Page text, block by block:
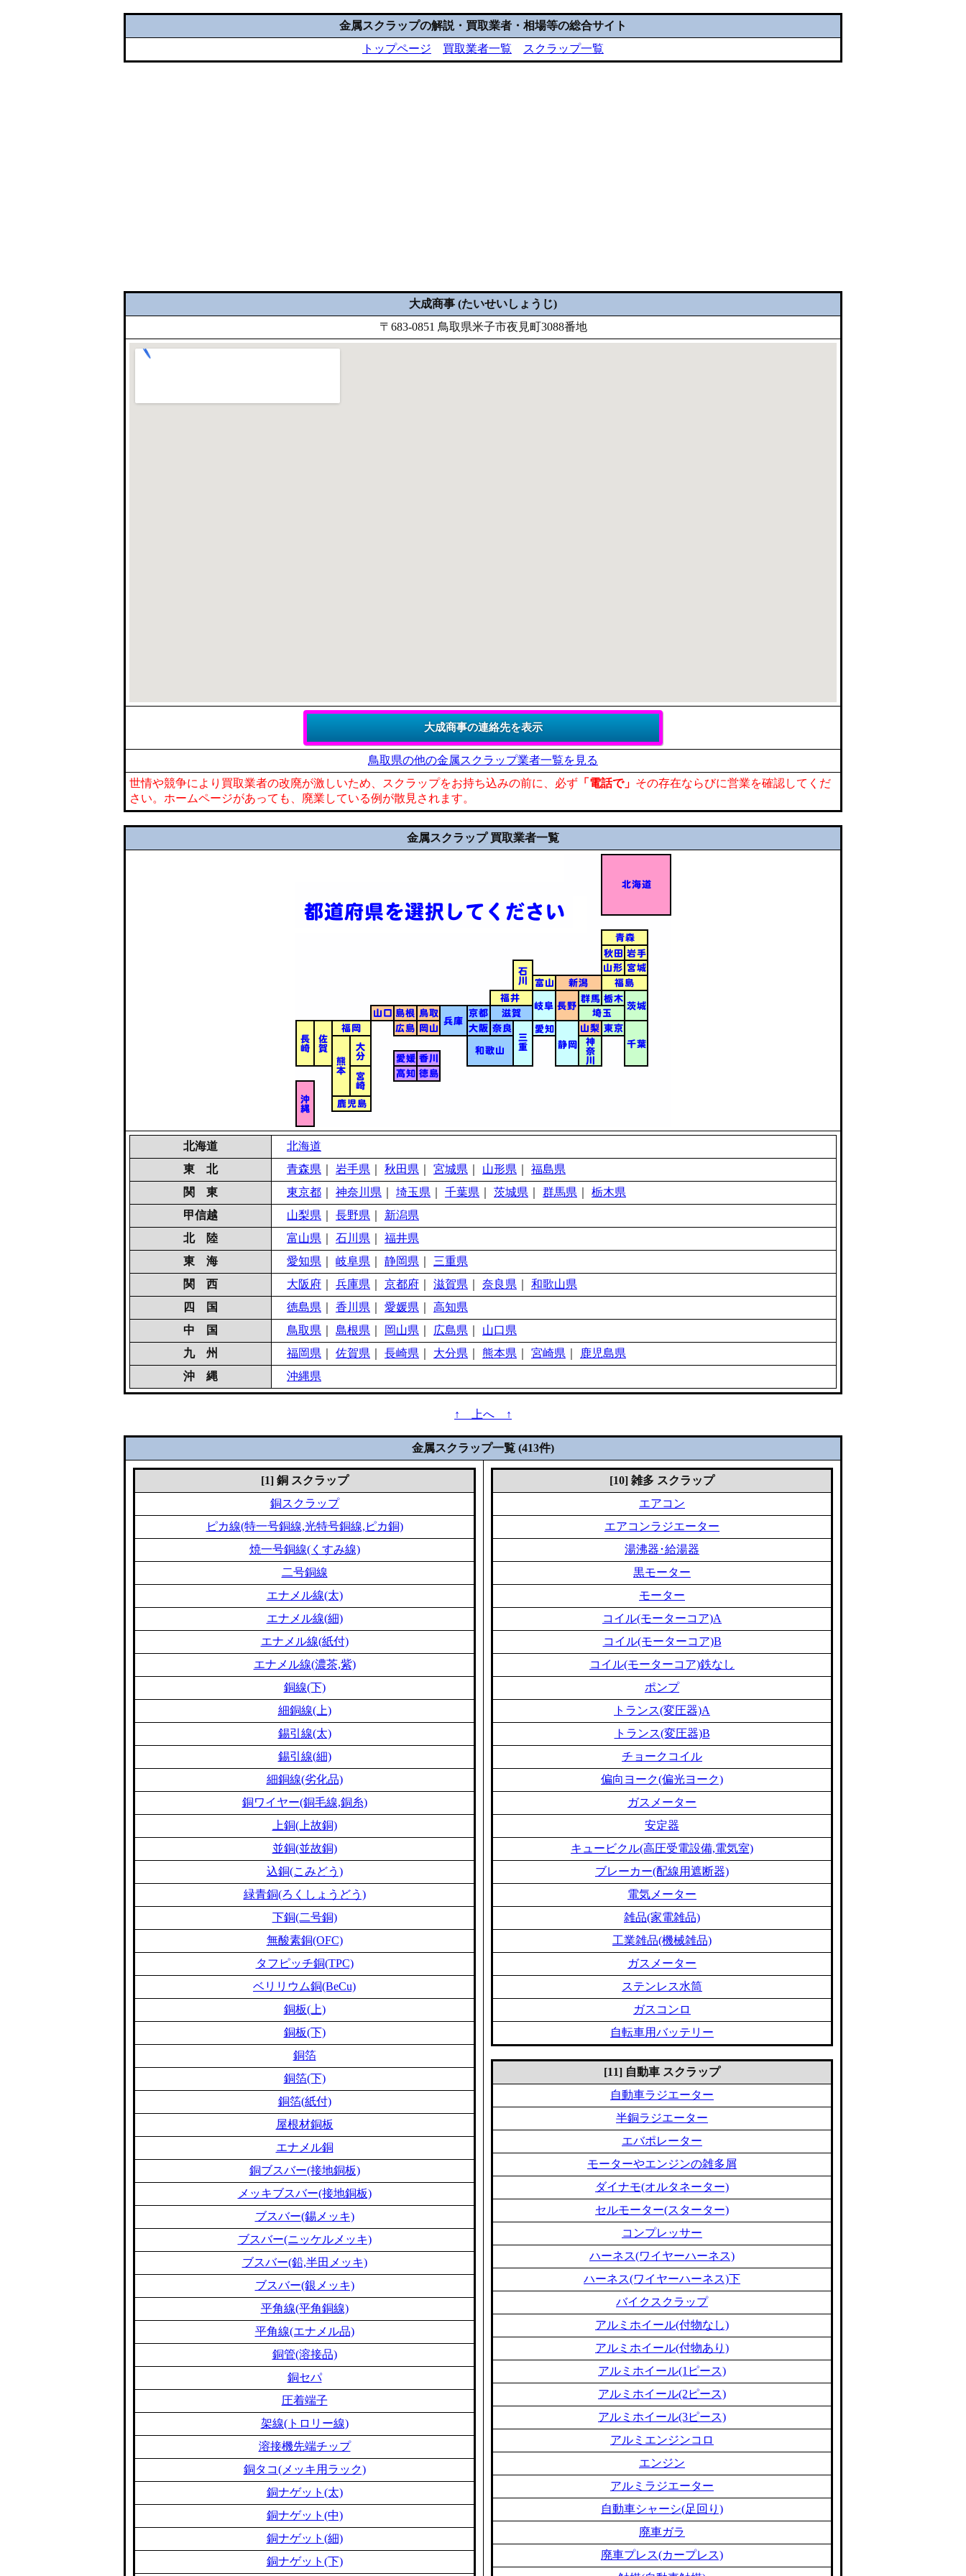
金属スクラップの解説・買取業者・相場等の総合サイト
トップページ
買取業者一覧 スクラップ一覧
大成商事 (たいせいしょうじ)
〒683-0851 鳥取県米子市夜見町3088番地
鳥取県の他の金属スクラップ業者一覧を見る
世情や競争により買取業者の改廃が激しいため、スクラップをお持ち込みの前に、必ず 「電話で」 その存在ならびに営業を確認してくだ
さい。ホームページがあっても、廃業している例が散見されます。
金属スクラップ 買取業者一覧
北海道
北海道
東 北
青森県 岩手県 秋田県 宮城県 山形県
福島県
関 東
東京都 神奈川県 埼玉県 千葉県 茨城県 群馬県
栃木県
甲信越
山梨県 長野県
新潟県
北 陸
富山県 石川県
福井県
東 海
愛知県 岐阜県 静岡県
三重県
関 西
大阪府 兵庫県 京都府 滋賀県 奈良県
和歌山県
四 国
徳島県 香川県 愛媛県
高知県
中 国
鳥取県 島根県 岡山県 広島県
山口県
九 州
福岡県 佐賀県 長崎県 大分県 熊本県 宮崎県
鹿児島県
沖 縄
沖縄県
↑ 上へ ↑
金属スクラップ一覧 (413件)
[1] 銅 スクラップ
銅スクラップ
ピカ線(特一号銅線,光特号銅線,ピカ銅)
焼一号銅線(くすみ線)
二号銅線
エナメル線(太)
エナメル線(細)
エナメル線(紙付)
エナメル線(濃茶,紫)
銅線(下)
細銅線(上)
錫引線(太)
錫引線(細)
細銅線(劣化品)
銅ワイヤー(銅毛線,銅糸)
上銅(上故銅)
並銅(並故銅)
込銅(こみどう)
緑青銅(ろくしょうどう)
下銅(二号銅)
無酸素銅(OFC)
タフピッチ銅(TPC)
ベリリウム銅(BeCu)
銅板(上)
銅板(下)
銅箔
銅箔(下)
銅箔(紙付)
屋根材銅板
エナメル銅
銅ブスバー(接地銅板)
メッキブスバー(接地銅板)
ブスバー(錫メッキ)
ブスバー(ニッケルメッキ)
ブスバー(鉛,半田メッキ)
ブスバー(銀メッキ)
平角線(平角銅線)
平角線(エナメル品)
銅管(溶接品)
銅セパ
圧着端子
架線(トロリー線)
溶接機先端チップ
銅タコ(メッキ用ラック)
銅ナゲット(太)
銅ナゲット(中)
銅ナゲット(細)
銅ナゲット(下)
[10] 雑多 スクラップ
エアコン
エアコンラジエーター
湯沸器･給湯器
黒モーター
モーター
コイル(モーターコア)A
コイル(モーターコア)B
コイル(モーターコア)鉄なし
ポンプ
トランス(変圧器)A
トランス(変圧器)B
チョークコイル
偏向ヨーク(偏光ヨーク)
ガスメーター
安定器
キュービクル(高圧受電設備,電気室)
ブレーカー(配線用遮断器)
電気メーター
雑品(家電雑品)
工業雑品(機械雑品)
ガスメーター
ステンレス水筒
ガスコンロ
自転車用バッテリー
[11] 自動車 スクラップ
自動車ラジエーター
半銅ラジエーター
エバポレーター
モーターやエンジンの雑多屑
ダイナモ(オルタネーター)
セルモーター(スターター)
コンプレッサー
ハーネス(ワイヤーハーネス)
ハーネス(ワイヤーハーネス)下
バイクスクラップ
アルミホイール(付物なし)
アルミホイール(付物あり)
アルミホイール(1ピース)
アルミホイール(2ピース)
アルミホイール(3ピース)
アルミエンジンコロ
エンジン
アルミラジエーター
自動車シャーシ(足回り)
廃車ガラ
廃車プレス(カープレス)